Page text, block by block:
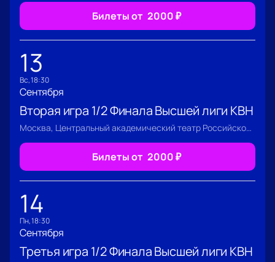
Билеты от 2000₽
13
вс, 18:30
Сентября
Вторая игра 1/2 Финала Высшей лиги КВН
Москва, Центральный академический театр Российской Армии
Билеты от 2000₽
14
пн, 18:30
Сентября
Третья игра 1/2 Финала Высшей лиги КВН